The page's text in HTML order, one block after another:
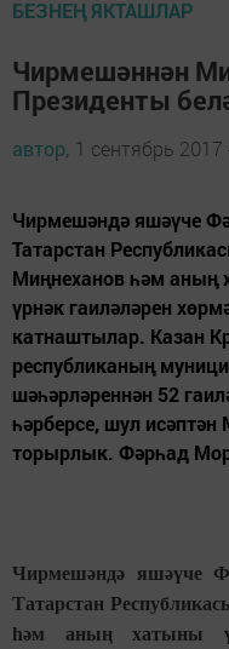
БЕЗНЕҢ ЯКТАШЛАР
Чирмешәннән
Президенты
автор, 1 сентябрь 2017
Чирмешәндә яшәүче
Татарстан
Миңнеханов һәм аның
үрнәк гаиләләрен
катнаштылар. Казан
республиканың
шәһәрләреннән 52
һәрберсе, шул
торырлык. Фәрһад
Чирмешәндә яшәүче
Татарстан
һәм аның хатыны